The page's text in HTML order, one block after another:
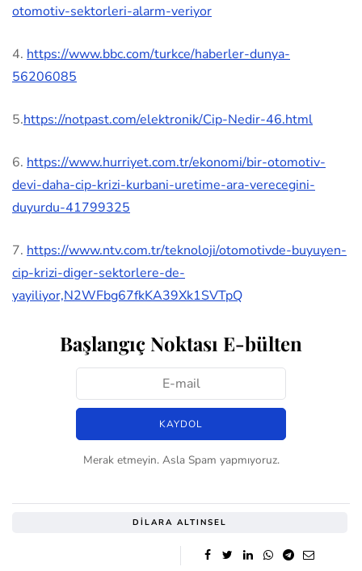
otomotiv-sektorleri-alarm-veriyor
4. https://www.bbc.com/turkce/haberler-dunya-
56206085
5.https://notpast.com/elektronik/Cip-Nedir-46.html
6. https://www.hurriyet.com.tr/ekonomi/bir-otomotiv-
devi-daha-cip-krizi-kurbani-uretime-ara-verecegini-
duyurdu-41799325
7. https://www.ntv.com.tr/teknoloji/otomotivde-buyuyen-
cip-krizi-diger-sektorlere-de-
yayiliyor,N2WFbg67fkKA39Xk1SVTpQ
Başlangıç Noktası E-bülten
Merak etmeyin. Asla Spam yapmıyoruz.
DILARA ALTINSEL